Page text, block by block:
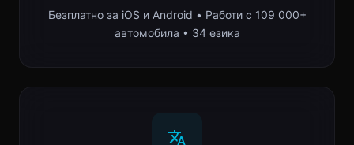
Безплатно за iOS и Android • Работи с 109 000+
автомобила • 34 езика